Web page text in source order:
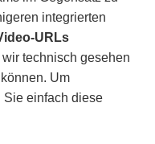
integrierten
URLs
technisch gesehen
Um
Sie einfach diese